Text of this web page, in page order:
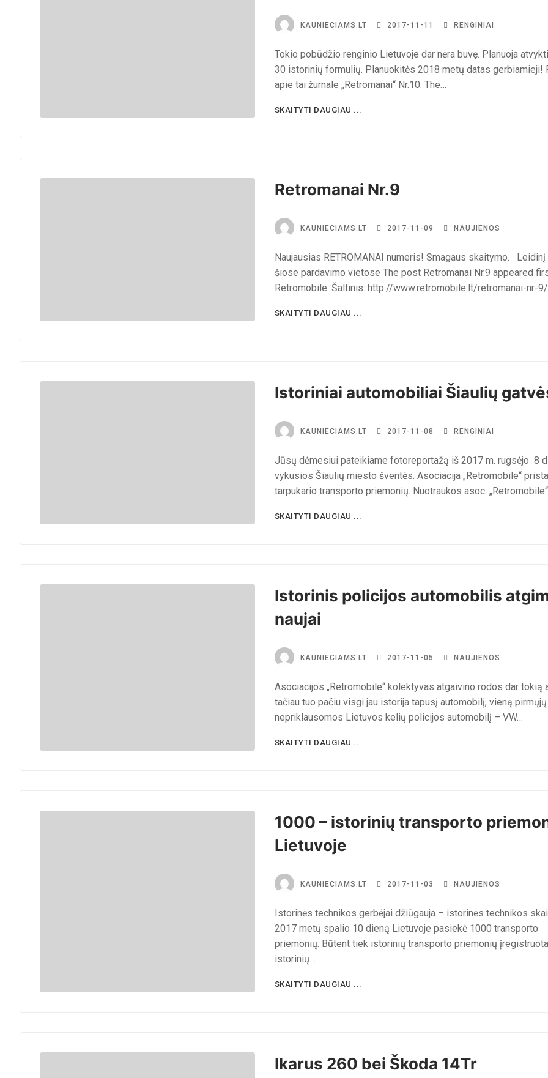
KAUNIECIAMS.LT 2017-11-11 RENGINIAI
Tokio pobūdžio renginio Lietuvoje dar nėra buvę. Planuoja
30 istorinių formulių. Planuokitės 2018 metų datas gerbiamieji!
apie tai žurnale „Retromanai“ Nr.10. The…
SKAITYTI DAUGIAU ...
Retromanai Nr.9
KAUNIECIAMS.LT 2017-11-09 NAUJIENOS
Naujausias RETROMANAI numeris! Smagaus skaitymo.
šiose pardavimo vietose The post Retromanai Nr.9 appeared
Retromobile. Šaltinis: http://www.retromobile.lt/retromanai-nr-9/
SKAITYTI DAUGIAU ...
Istoriniai automobiliai Šiaulių
KAUNIECIAMS.LT 2017-11-08 RENGINIAI
Jūsų dėmesiui pateikiame fotoreportažą iš 2017 m. rugsėjo 8
vykusios Šiaulių miesto šventės. Asociacija „Retromobile“
tarpukario transporto priemonių. Nuotraukos asoc.
SKAITYTI DAUGIAU ...
Istorinis policijos automobilis
naujai
KAUNIECIAMS.LT 2017-11-05 NAUJIENOS
Asociacijos „Retromobile“ kolektyvas atgaivino rodos dar tokią
tačiau tuo pačiu visgi jau istorija tapusį automobilį, vieną pirmųjų
nepriklausomos Lietuvos kelių policijos automobilį – VW…
SKAITYTI DAUGIAU ...
1000 – istorinių transporto
Lietuvoje
KAUNIECIAMS.LT 2017-11-03 NAUJIENOS
Istorinės technikos gerbėjai džiūgauja – istorinės technikos
2017 metų spalio 10 dieną Lietuvoje pasiekė 1000 transporto
priemonių. Būtent tiek istorinių transporto priemonių įregistruota
istorinių…
SKAITYTI DAUGIAU ...
Ikarus 260 bei Škoda 14Tr